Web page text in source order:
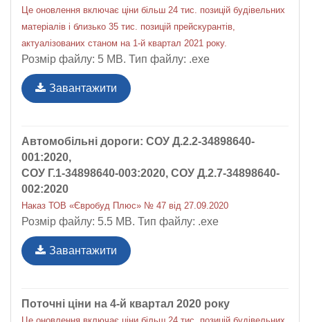
Це оновлення включає ціни більш 24 тис. позицій будівельних
матеріалів і близько 35 тис. позицій прейскурантів,
актуалізованих станом на 1-й квартал 2021 року.
Розмір файлу: 5 MB. Тип файлу: .exe
Завантажити
Автомобільні дороги: СОУ Д.2.2-34898640-
001:2020,
СОУ Г.1-34898640-003:2020, СОУ Д.2.7-34898640-
002:2020
Наказ ТОВ «Євробуд Плюс» № 47 від 27.09.2020
Розмір файлу: 5.5 MB. Тип файлу: .exe
Завантажити
Поточні ціни на 4-й квартал 2020 року